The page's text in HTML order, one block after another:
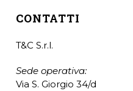
CONTATTI
T&C S.r.l.
Sede operativa:
Via S. Giorgio 34/d